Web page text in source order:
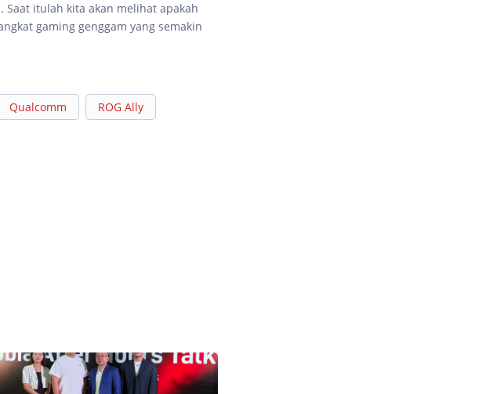
itulah kita akan melihat apakah
gaming genggam yang semakin
Qualcomm ROG Ally